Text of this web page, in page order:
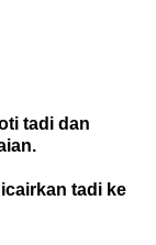
tadi dan
tadi ke